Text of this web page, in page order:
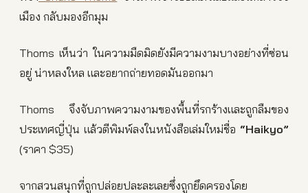
เมือง กลับมองอีกมุม
Thoms เห็นว่า ในความมืดมิดยังมีความงามบางอย่างที่ซ่อน
อยู่ น่าหลงใหล และอยากถ่ายทอดมันออกมา
Thoms จึงจับภาพความงามของพื้นที่รกร้างและถูกลืมของ
ประเทศญี่ปุ่น แล้วตีพิมพ์ลงในหนังสือเล่มใหม่ชื่อ “Haikyo”
(ราคา $35)
จากสวนสนุกที่ถูกปล่อยปละละเลยซึ่งถูกยึดครองโดย